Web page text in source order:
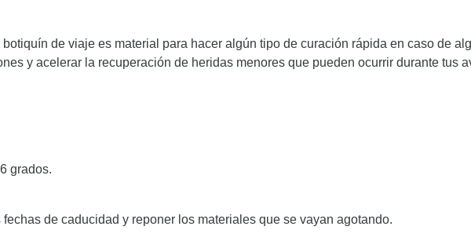
de viaje es material para hacer algún tipo de curación rápida en caso de
y acelerar la recuperación de heridas menores que pueden ocurrir durante tus
grados.
de caducidad y reponer los materiales que se vayan agotando.